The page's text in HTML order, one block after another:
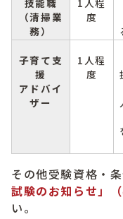
技能職
（清掃業
務）
1人程
度
子育て支
援
アドバイ
ザー
1人程
度
その他受験資格・条
試験のお知らせ」（
い。